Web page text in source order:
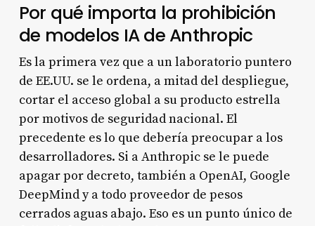
Por qué importa la prohibición
de modelos IA de Anthropic
Es la primera vez que a un laboratorio puntero
de EE.UU. se le ordena, a mitad del despliegue,
cortar el acceso global a su producto estrella
por motivos de seguridad nacional. El
precedente es lo que debería preocupar a los
desarrolladores. Si a Anthropic se le puede
apagar por decreto, también a OpenAI, Google
DeepMind y a todo proveedor de pesos
cerrados aguas abajo. Eso es un punto único de